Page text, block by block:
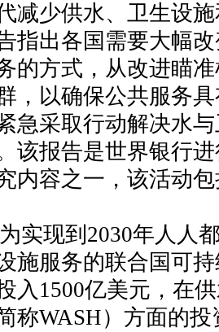
减少供水、卫生设
指出各国需要大幅
的方式，从改进瞄
，以确保公共服务
急采取行动解决水
该报告是世界银行
内容之一，该活动
实现到2030年人人
施服务的联合国可
入1500亿美元，在
称WASH）方面的